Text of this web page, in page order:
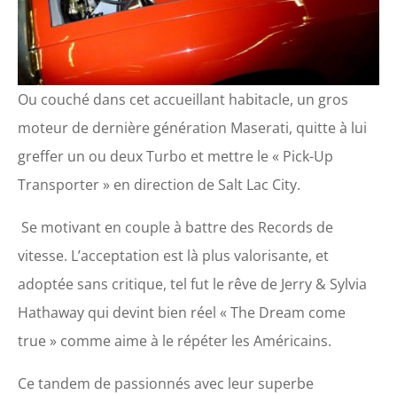
Ou couché dans cet accueillant habitacle, un gros
moteur de dernière génération Maserati, quitte à lui
greffer un ou deux Turbo et mettre le « Pick-Up
Transporter » en direction de Salt Lac City.
Se motivant en couple à battre des Records de
vitesse. L’acceptation est là plus valorisante, et
adoptée sans critique, tel fut le rêve de Jerry & Sylvia
Hathaway qui devint bien réel « The Dream come
true » comme aime à le répéter les Américains.
Ce tandem de passionnés avec leur superbe